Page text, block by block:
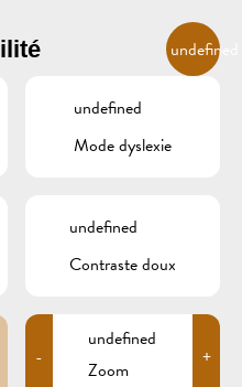
MENU
2019
undefined
undefined
Mode dyslexie
undefined
Contraste doux
-
undefined
Zoom
+